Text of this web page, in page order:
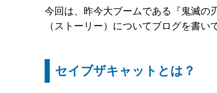
今回は、昨今大ブームである『鬼滅の
（ストーリー）についてブログを書い
セイブザキャットとは？